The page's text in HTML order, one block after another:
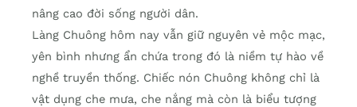
nâng cao đời sống người dân.
Làng Chuông hôm nay vẫn giữ nguyên vẻ mộc mạc,
yên bình nhưng ẩn chứa trong đó là niềm tự hào về
nghề truyền thống. Chiếc nón Chuông không chỉ là
vật dụng che mưa, che nắng mà còn là biểu tượng